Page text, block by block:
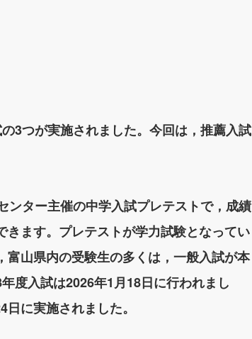
3つが実施されました。今回は，推薦入試
ンター主催の中学入試プレテストで，成績
ます。プレテストが学力試験となってい
山県内の受験生の多くは，一般入試が本
度入試は2026年1月18日に行われまし
に実施されました。